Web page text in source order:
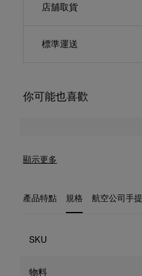
店舖取貨
標準運送
你可能也喜歡
顯示更多
產品特點 規格 航空公司手
規格
SKU
物料